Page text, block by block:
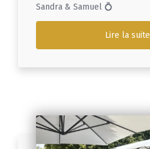
Sandra & Samuel 💍
Lire la suite